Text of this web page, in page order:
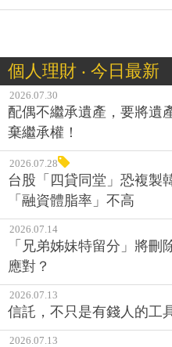
個人理財 ‧ 今日最新
2026.07.30
配偶不繼承遺產，要將遺
棄繼承權！
2026.07.28
台股「四貸同堂」恐複製
「融資體脂率」不高
2026.07.14
「兄弟姊妹特留分」將
應對？
2026.07.13
信託，不只是有錢人的工
2026.07.13